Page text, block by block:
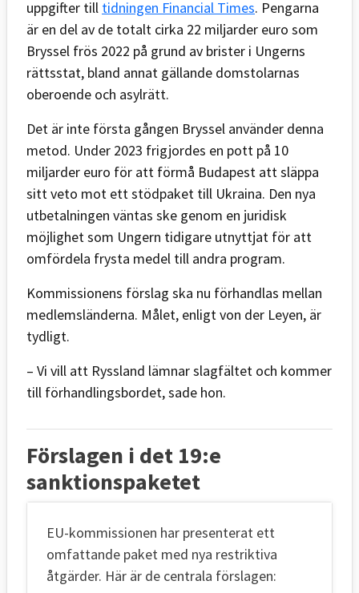
uppgifter till tidningen Financial Times. Pengarna
är en del av de totalt cirka 22 miljarder euro som
Bryssel frös 2022 på grund av brister i Ungerns
rättsstat, bland annat gällande domstolarnas
oberoende och asylrätt.
Det är inte första gången Bryssel använder denna
metod. Under 2023 frigjordes en pott på 10
miljarder euro för att förmå Budapest att släppa
sitt veto mot ett stödpaket till Ukraina. Den nya
utbetalningen väntas ske genom en juridisk
möjlighet som Ungern tidigare utnyttjat för att
omfördela frysta medel till andra program.
Kommissionens förslag ska nu förhandlas mellan
medlemsländerna. Målet, enligt von der Leyen, är
tydligt.
– Vi vill att Ryssland lämnar slagfältet och kommer
till förhandlingsbordet, sade hon.
Förslagen i det 19:e
sanktionspaketet
EU-kommissionen har presenterat ett
omfattande paket med nya restriktiva
åtgärder. Här är de centrala förslagen: